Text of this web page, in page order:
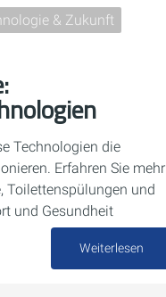
& Zukunft
Technologien die
Erfahren Sie mehr
Toilettenspülungen und
und Gesundheit
Weiterlesen